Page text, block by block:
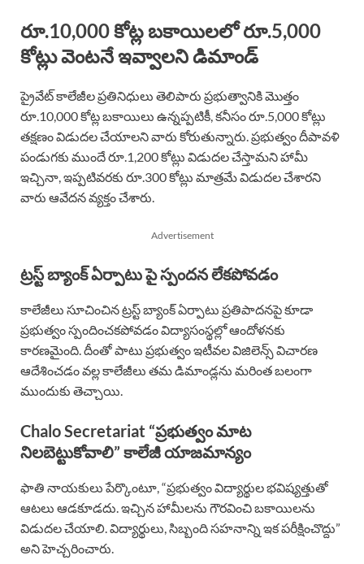
రూ.10,000 కోట్ల బకాయిలలో రూ.5,000
కోట్లు వెంటనే ఇవ్వాలని డిమాండ్
ప్రైవేట్ కాలేజీల ప్రతినిధులు తెలిపారు ప్రభుత్వానికి మొత్తం
రూ.10,000 కోట్ల బకాయిలు ఉన్నప్పటికీ, కనీసం రూ.5,000 కోట్లు
తక్షణం విడుదల చేయాలని వారు కోరుతున్నారు. ప్రభుత్వం దీపావళి
పండుగకు ముందే రూ.1,200 కోట్లు విడుదల చేస్తామని హామీ
ఇచ్చినా, ఇప్పటివరకు రూ.300 కోట్లు మాత్రమే విడుదల చేశారని
వారు ఆవేదన వ్యక్తం చేశారు.
Advertisement
ట్రస్ట్ బ్యాంక్ ఏర్పాటు పై స్పందన లేకపోవడం
కాలేజీలు సూచించిన ట్రస్ట్ బ్యాంక్ ఏర్పాటు ప్రతిపాదనపై కూడా
ప్రభుత్వం స్పందించకపోవడం విద్యాసంస్థల్లో ఆందోళనకు
కారణమైంది. దీంతో పాటు ప్రభుత్వం ఇటీవల విజిలెన్స్ విచారణ
ఆదేశించడం వల్ల కాలేజీలు తమ డిమాండ్లను మరింత బలంగా
ముందుకు తెచ్చాయి.
Chalo Secretariat “ప్రభుత్వం మాట
నిలబెట్టుకోవాలి” కాలేజీ యాజమాన్యం
ఫాతి నాయకులు పేర్కొంటూ, “ప్రభుత్వం విద్యార్థుల భవిష్యత్తుతో
ఆటలు ఆడకూడదు. ఇచ్చిన హామీలను గౌరవించి బకాయిలను
విడుదల చేయాలి. విద్యార్థులు, సిబ్బంది సహనాన్ని ఇక పరీక్షించొద్దు”
అని హెచ్చరించారు.